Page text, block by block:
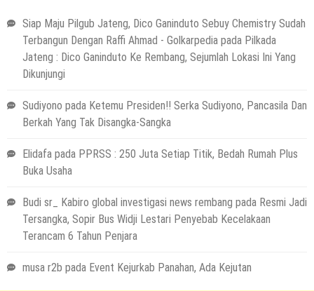
Siap Maju Pilgub Jateng, Dico Ganinduto Sebuy Chemistry Sudah
Terbangun Dengan Raffi Ahmad - Golkarpedia pada Pilkada
Jateng : Dico Ganinduto Ke Rembang, Sejumlah Lokasi Ini Yang
Dikunjungi
Sudiyono pada Ketemu Presiden!! Serka Sudiyono, Pancasila Dan
Berkah Yang Tak Disangka-Sangka
Elidafa pada PPRSS : 250 Juta Setiap Titik, Bedah Rumah Plus
Buka Usaha
Budi sr_ Kabiro global investigasi news rembang pada Resmi Jadi
Tersangka, Sopir Bus Widji Lestari Penyebab Kecelakaan
Terancam 6 Tahun Penjara
musa r2b pada Event Kejurkab Panahan, Ada Kejutan